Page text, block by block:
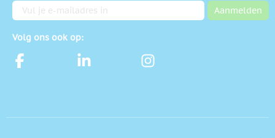
E-mailadres Aanmelden
Volg ons ook op: